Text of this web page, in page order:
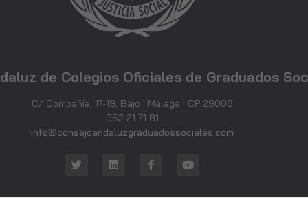
de Colegios Oficiales de Graduados
C/ Compañía, 17-19, Bajo | Málaga | CP 29008
952 21 71 81
info@consejoandaluzgraduadossociales.com
rechaza estas
cookies,
de la web.
Al compartir tus
comportamiento